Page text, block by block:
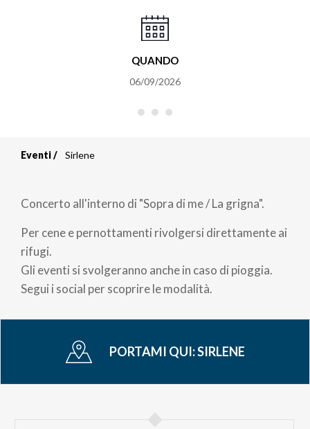
QUANDO
06/09/2026
di
pane
Eventi Sirlene
Concerto all'interno di "Sopra di me / La grigna".
Per cene e pernottamenti rivolgersi direttamente ai
rifugi.
Gli eventi si svolgeranno anche in caso di pioggia.
Segui i social per scoprire le modalità.
PORTAMI QUI:SIRLENE